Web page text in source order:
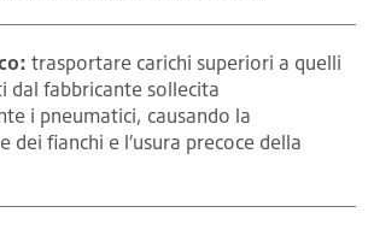
trasportare carichi superiori a quelli
dal fabbricante sollecita
i pneumatici, causando la
dei fianchi e l’usura precoce della